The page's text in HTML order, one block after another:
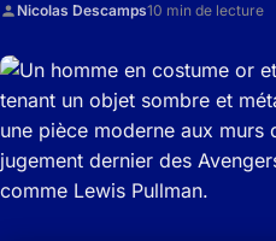
Nicolas Descamps10 min de lecture